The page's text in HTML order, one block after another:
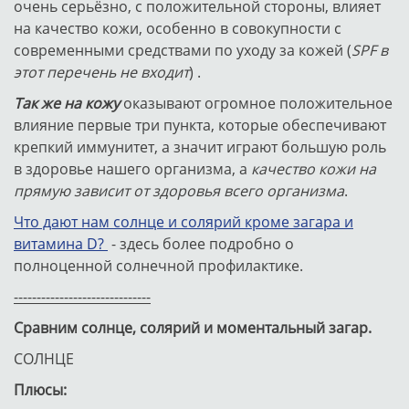
очень серьёзно, с положительной стороны, влияет
на качество кожи, особенно в совокупности с
современными средствами по уходу за кожей (SPF в
этот перечень не входит) .
Так же на кожуоказывают огромное положительное
влияние первые три пункта, которые обеспечивают
крепкий иммунитет, а значит играют большую роль
в здоровье нашего организма, а качество кожи на
прямую зависит от здоровья всего организма.
Что дают нам солнце и солярий кроме загара и
витамина D? - здесь более подробно о
полноценной солнечной профилактике.
------------------------------
Сравним солнце, солярий и моментальный загар.
СОЛНЦЕ
Плюсы: